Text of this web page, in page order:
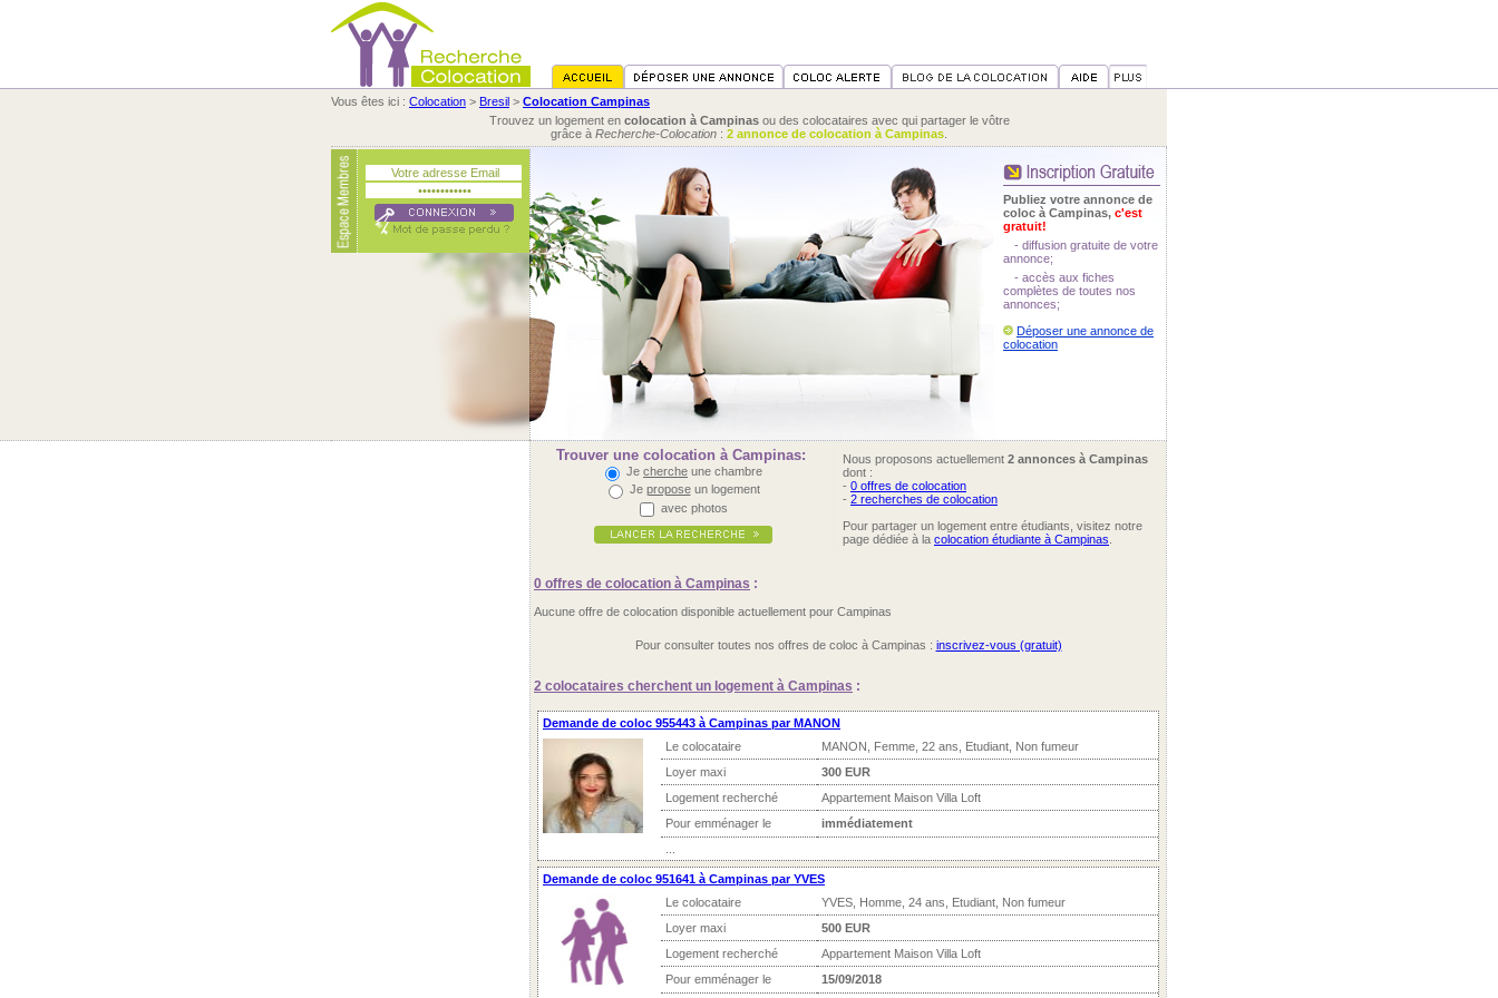
Vous êtes ici : Colocation > Bresil > Colocation Campinas
Trouvez un logement en colocation à Campinasou des colocataires avec qui partager le vôtre
grâce à Recherche-Colocation : 2 annonce de colocation à Campinas
Publiez votre annonce de
coloc à Campinas, c'est
gratuit!
- diffusion gratuite de votre
annonce;
- accès aux fiches
complètes de toutes nos
annonces;
Déposer une annonce de
colocation
Trouver une colocation à Campinas:
Je cherche une chambre
Je proposeun logement
avec photos
Nous proposons actuellement 2 annonces à Campinas
dont :
- 0 offres de colocation
- 2 recherches de colocation
Pour partager un logement entre étudiants, visitez notre
page dédiée à la colocation étudiante à Campinas
0 offres de colocation à Campinas :
Aucune offre de colocation disponible actuellement pour Campinas
Pour consulter toutes nos offres de coloc à Campinas : inscrivez-vous (gratuit)
2 colocataires cherchent un logement à Campinas :
Demande de coloc 955443 à Campinas par MANON
Le colocataire
MANON, Femme, 22 ans, Etudiant, Non fumeur
Loyer maxi
300 EUR
Logement recherché
Appartement Maison Villa Loft
Pour emménager le
immédiatement
Demande de coloc 951641 à Campinas par YVES
Le colocataire
YVES, Homme, 24 ans, Etudiant, Non fumeur
Loyer maxi
500 EUR
Logement recherché
Appartement Maison Villa Loft
Pour emménager le
15/09/2018